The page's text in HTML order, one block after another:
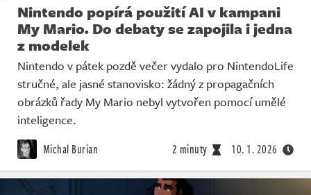
Nintendo popírá použití AI v kampani
My Mario. Do debaty se zapojila i jedna
z modelek
Nintendo v pátek pozdě večer vydalo pro NintendoLife
stručné, ale jasné stanovisko: žádný z propagačních
obrázků řady My Mario nebyl vytvořen pomocí umělé
inteligence.
Michal Burian 2 minuty 10. 1. 2026